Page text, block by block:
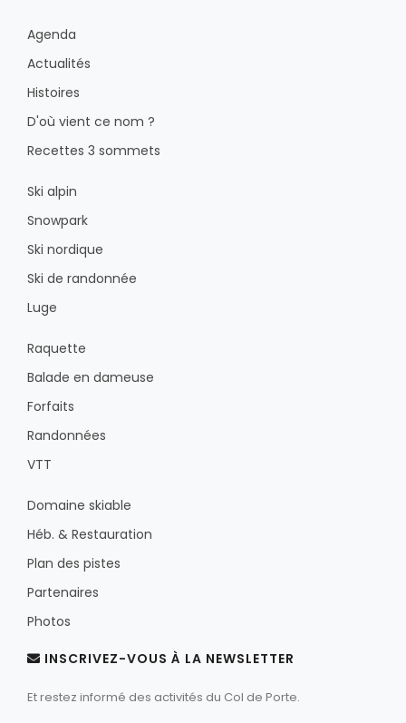
Agenda
Actualités
Histoires
D'où vient ce nom ?
Recettes 3 sommets
Ski alpin
Snowpark
Ski nordique
Ski de randonnée
Luge
Raquette
Balade en dameuse
Forfaits
Randonnées
VTT
Domaine skiable
Héb. & Restauration
Plan des pistes
Partenaires
Photos
INSCRIVEZ-VOUS À LA NEWSLETTER
Et restez informé des activités du Col de Porte.